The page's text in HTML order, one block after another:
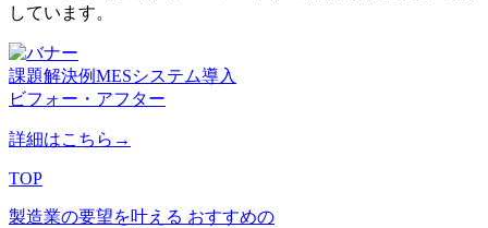
しています。
課題解決例MESシステム導入
ビフォー・アフター
詳細はこちら→
TOP
製造業の要望を叶える おすすめの